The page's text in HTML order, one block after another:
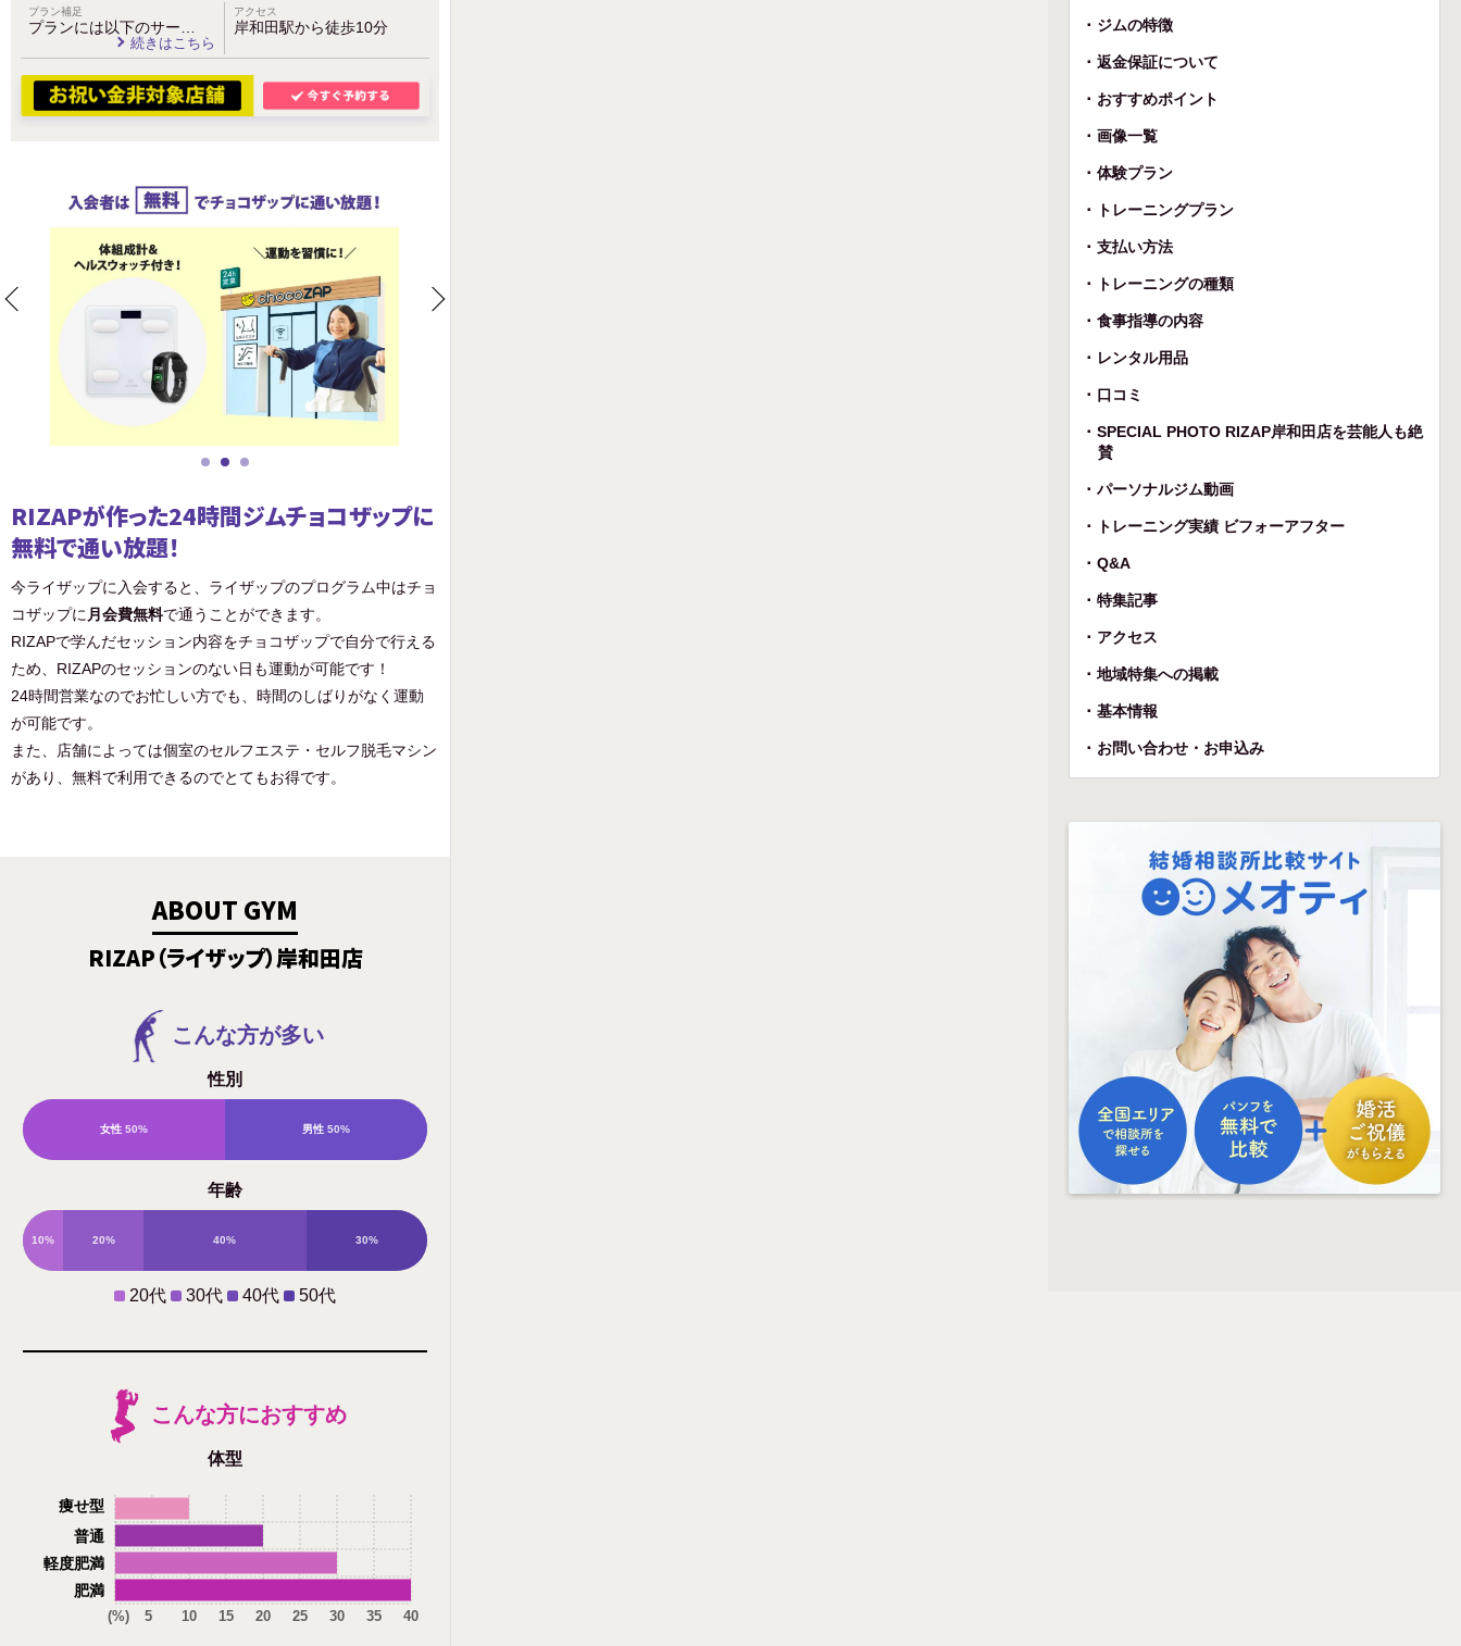
プラン補足
プランには以下のサー…
続きはこちら
アクセス
岸和田駅から徒歩10分
RIZAPが作った24時間ジムチョコザップに
無料で通い放題！
今ライザップに入会すると、ライザップのプログラム中はチョ
コザップに 月会費無料で通うことができます。
RIZAPで学んだセッション内容をチョコザップで自分で行える
ため、RIZAPのセッションのない日も運動が可能です！
24時間営業なのでお忙しい方でも、時間のしばりがなく運動
が可能です。
また、店舗によっては個室のセルフエステ・セルフ脱毛マシン
があり、無料で利用できるのでとてもお得です。
ABOUT GYM
RIZAP（ライザップ）岸和田店
こんな方が多い
性別
女性 50% 男性 50%
年齢
10% 20% 40% 30%
20代 30代 40代 50代
こんな方におすすめ
体型
肥満
軽度肥満
普通
痩せ型
(%) 5 10 15 20 25 30 35 40
ジムの特徴
返金保証について
おすすめポイント
画像一覧
体験プラン
トレーニングプラン
支払い方法
トレーニングの種類
食事指導の内容
レンタル用品
口コミ
SPECIAL PHOTO RIZAP岸和田店を芸能人も絶
賛
パーソナルジム動画
トレーニング実績 ビフォーアフター
Q&A
特集記事
アクセス
地域特集への掲載
基本情報
お問い合わせ・お申込み